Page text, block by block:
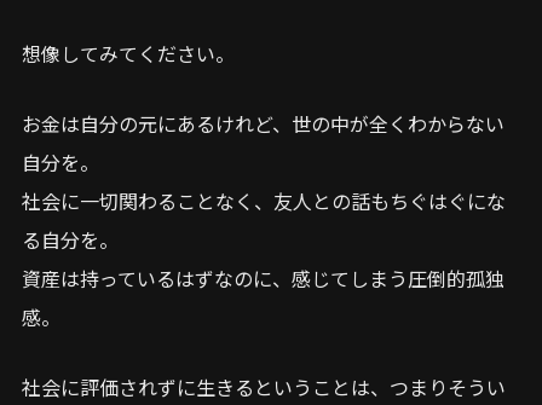
想像してみてください。
お金は自分の元にあるけれど、世の中が全くわからない
自分を。
社会に一切関わることなく、友人との話もちぐはぐにな
る自分を。
資産は持っているはずなのに、感じてしまう圧倒的孤独
感。
社会に評価されずに生きるということは、つまりそうい